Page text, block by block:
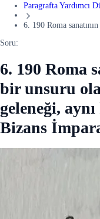
Paragrafta Yardımcı
6. 190 Roma
Soru:
6. 190 Roma
bir unsuru
geleneği,
Bizans